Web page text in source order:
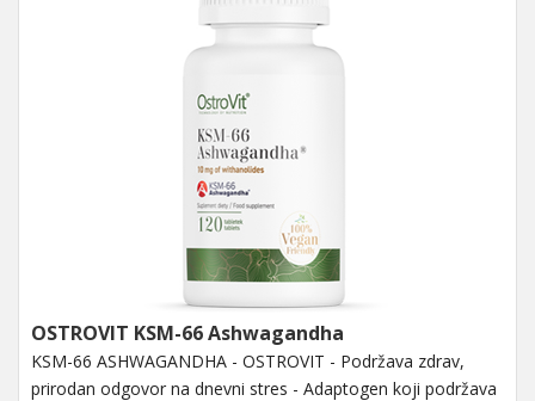
OSTROVIT KSM-66 Ashwagandha
KSM-66 ASHWAGANDHA - OSTROVIT - Podržava zdrav,
prirodan odgovor na dnevni stres - Adaptogen koji podržava